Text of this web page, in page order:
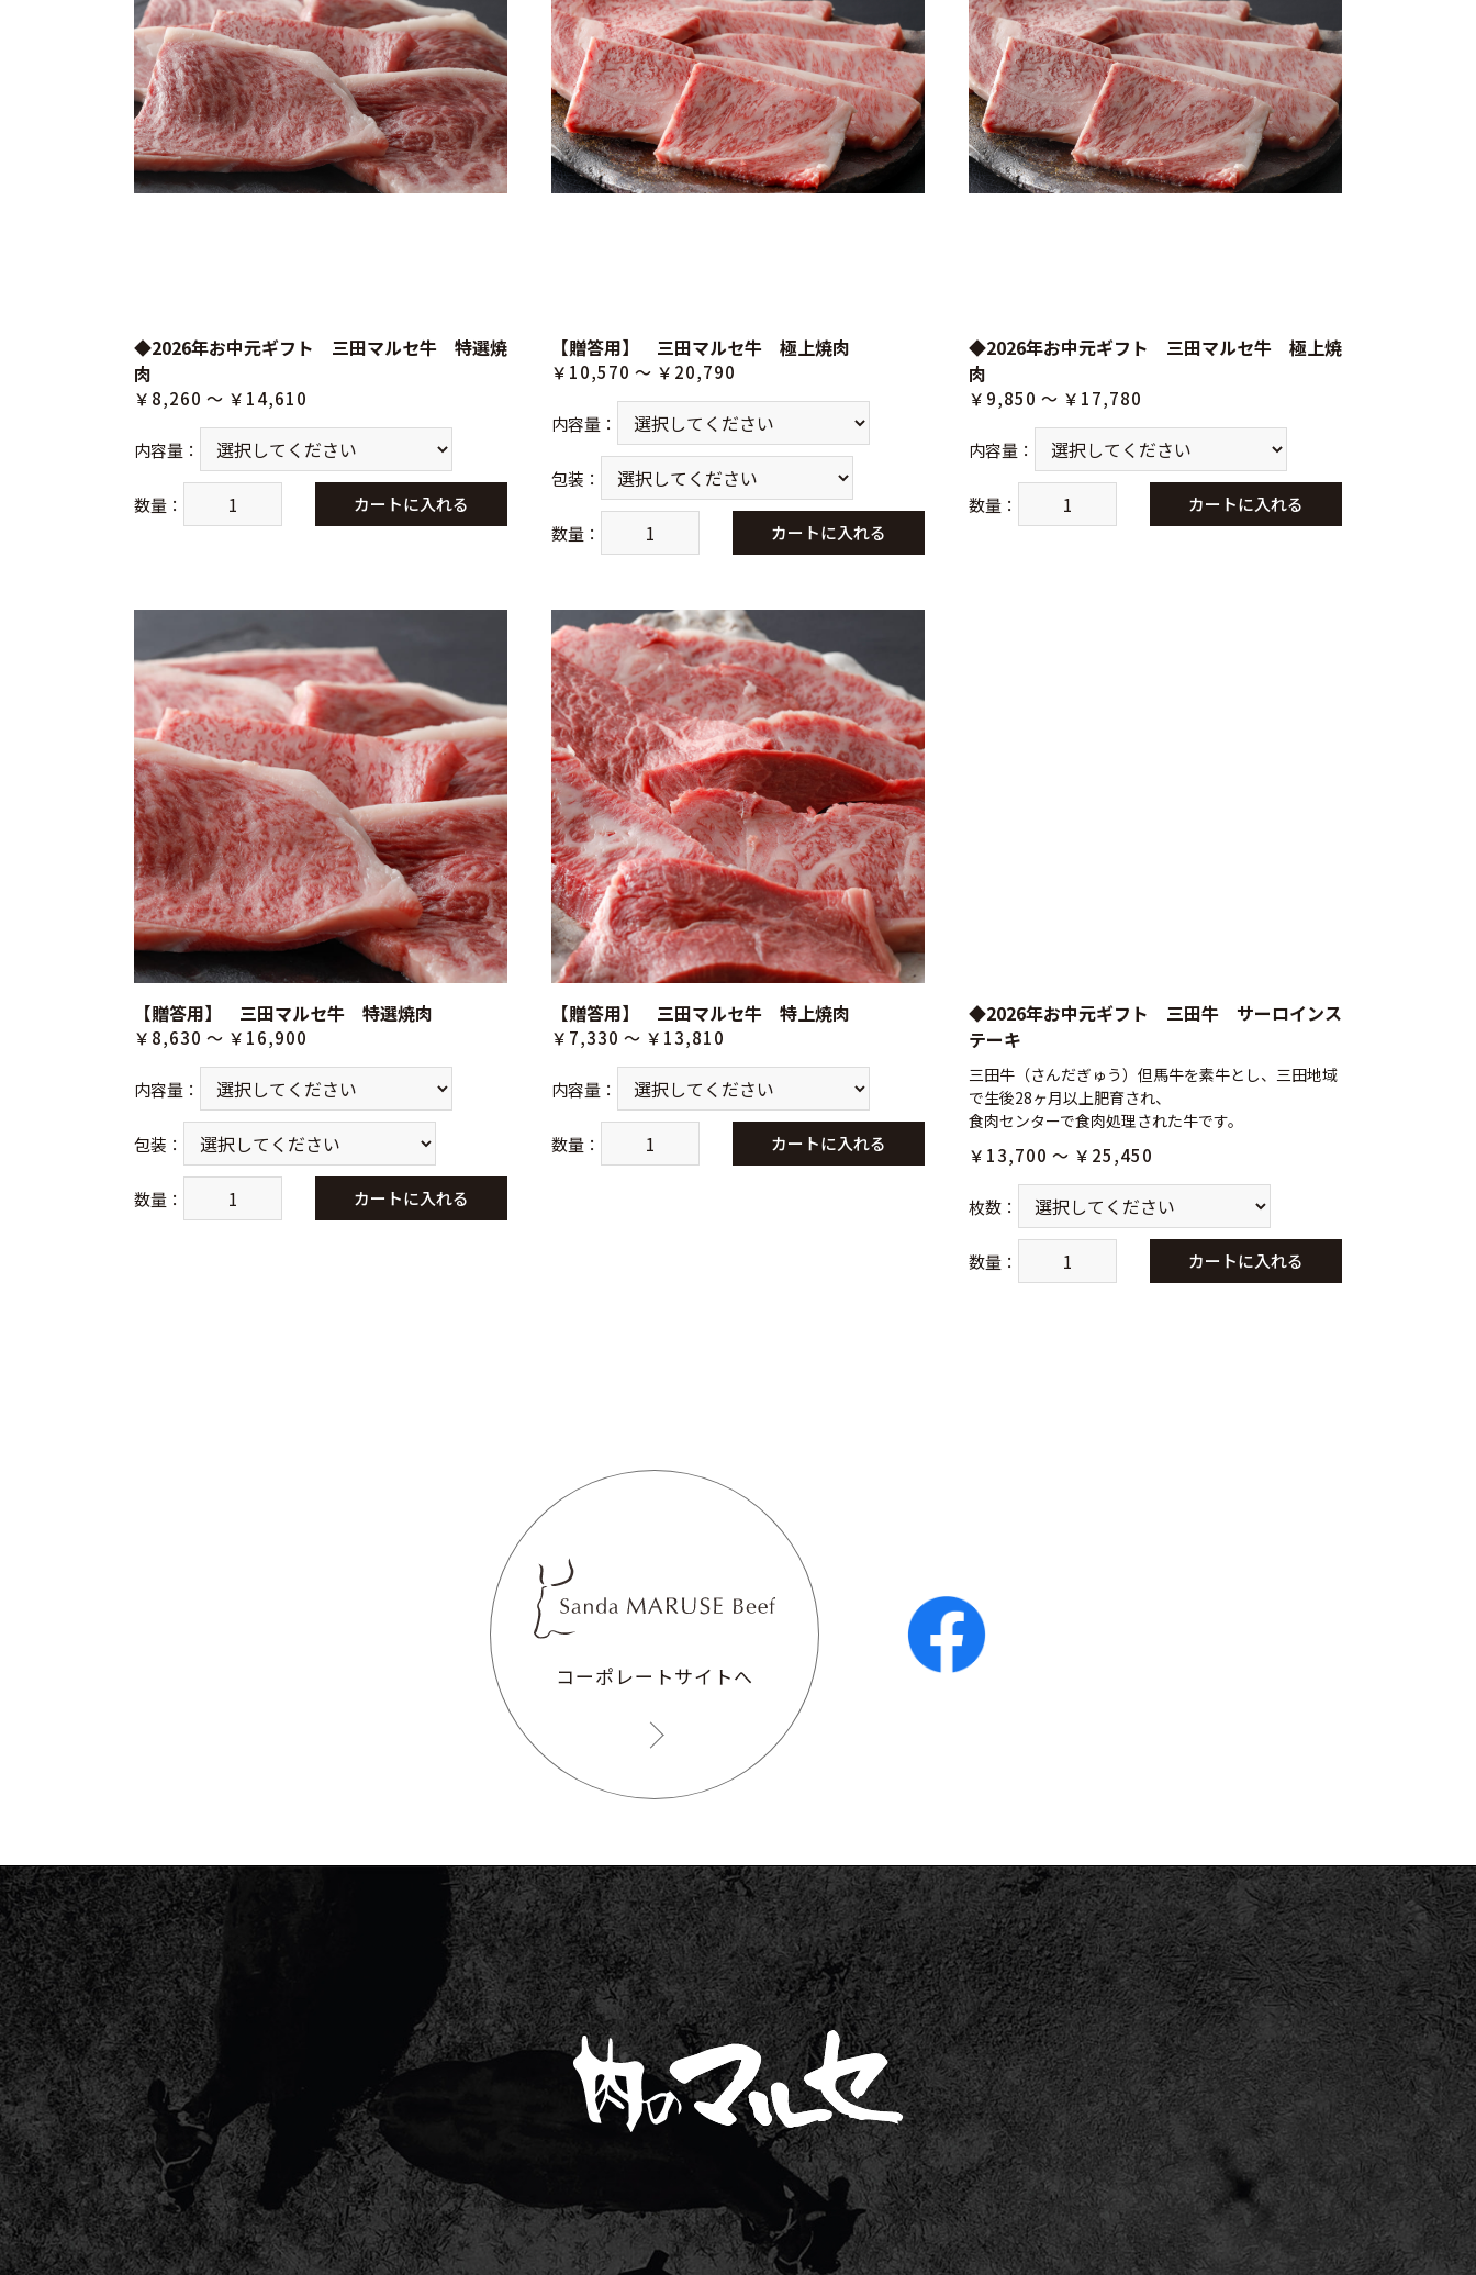
◆2026年お中元ギフト 三田マルセ牛 特選焼
肉
￥8,260 ～ ￥14,610
内容量 ：
数量 ： カートに入れる
【贈答用】 三田マルセ牛 極上焼肉
￥10,570 ～ ￥20,790
内容量 ：
包装 ：
数量 ： カートに入れる
◆2026年お中元ギフト 三田マルセ牛 極上焼
肉
￥9,850 ～ ￥17,780
内容量 ：
数量 ： カートに入れる
【贈答用】 三田マルセ牛 特選焼肉
￥8,630 ～ ￥16,900
内容量 ：
包装 ：
数量 ： カートに入れる
【贈答用】 三田マルセ牛 特上焼肉
￥7,330 ～ ￥13,810
内容量 ：
数量 ： カートに入れる
◆2026年お中元ギフト 三田牛 サーロインス
テーキ
三田牛（さんだぎゅう）但馬牛を素牛とし、三田地域
で生後28ヶ月以上肥育され、
食肉センターで食肉処理された牛です。
￥13,700 ～ ￥25,450
枚数 ：
数量 ： カートに入れる
お買い物を続ける カートへ進む
コーポレートサイトへ